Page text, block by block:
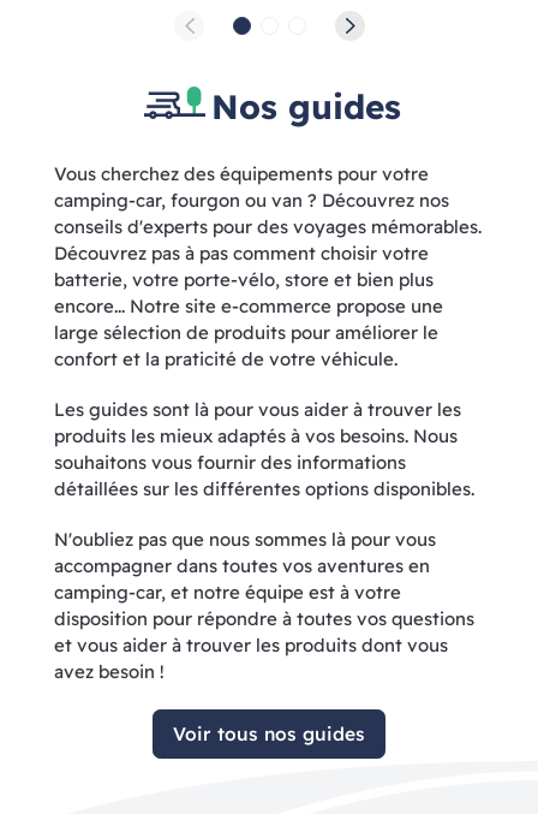
Nos guides
Vous cherchez des équipements pour votre
camping-car, fourgon ou van ? Découvrez nos
conseils d'experts pour des voyages mémorables.
Découvrez pas à pas comment choisir votre
batterie, votre porte-vélo, store et bien plus
encore... Notre site e-commerce propose une
large sélection de produits pour améliorer le
confort et la praticité de votre véhicule.
Les guides sont là pour vous aider à trouver les
produits les mieux adaptés à vos besoins. Nous
souhaitons vous fournir des informations
détaillées sur les différentes options disponibles.
N'oubliez pas que nous sommes là pour vous
accompagner dans toutes vos aventures en
camping-car, et notre équipe est à votre
disposition pour répondre à toutes vos questions
et vous aider à trouver les produits dont vous
avez besoin !
Voir tous nos guides